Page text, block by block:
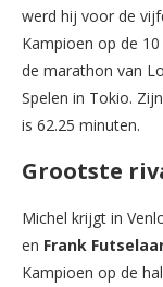
werd hij voor de
Kampioen op de
de marathon van
Spelen in Tokio.
is 62.25 minuten.
Grootste
Michel krijgt in
en Frank
Kampioen op de